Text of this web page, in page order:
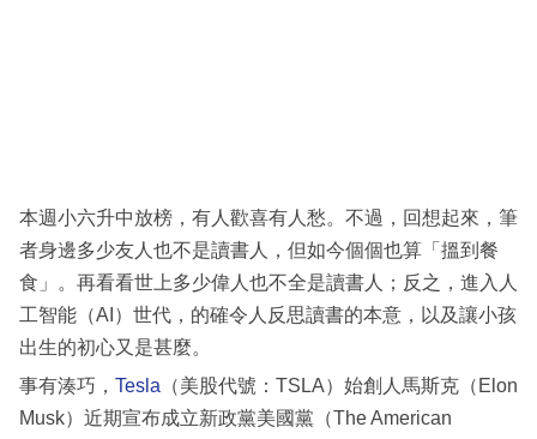
區
本週小六升中放榜，有人歡喜有人愁。不過，回想起來，筆
者身邊多少友人也不是讀書人，但如今個個也算「搵到餐
食」。再看看世上多少偉人也不全是讀書人；反之，進入人
工智能（AI）世代，的確令人反思讀書的本意，以及讓小孩
出生的初心又是甚麼。
事有湊巧， Tesla （美股代號：TSLA）始創人馬斯克（Elon
Musk）近期宣布成立新政黨美國黨（The American